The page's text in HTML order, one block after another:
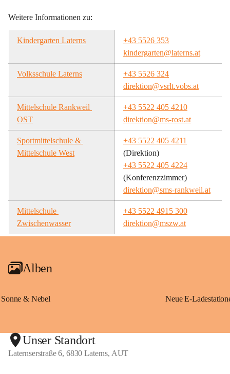
Weitere Informationen zu:
Kindergarten Laterns
+43 5526 353
kindergarten@laterns.at
Volksschule Laterns
+43 5526 324
direktion@vsrlt.vobs.at
Mittelschule Rankweil
OST
+43 5522 405 4210
direktion@ms-rost.at
Sportmittelschule &
Mittelschule West
+43 5522 405 4211
(Direktion)
+43 5522 405 4224
(Konferenzzimmer)
direktion@sms-rankweil.at
Mittelschule
Zwischenwasser
+43 5522 4915 300
direktion@mszw.at
Alben
Sonne & Nebel
Unser Standort
Laternserstraße 6, 6830 Laterns, AUT